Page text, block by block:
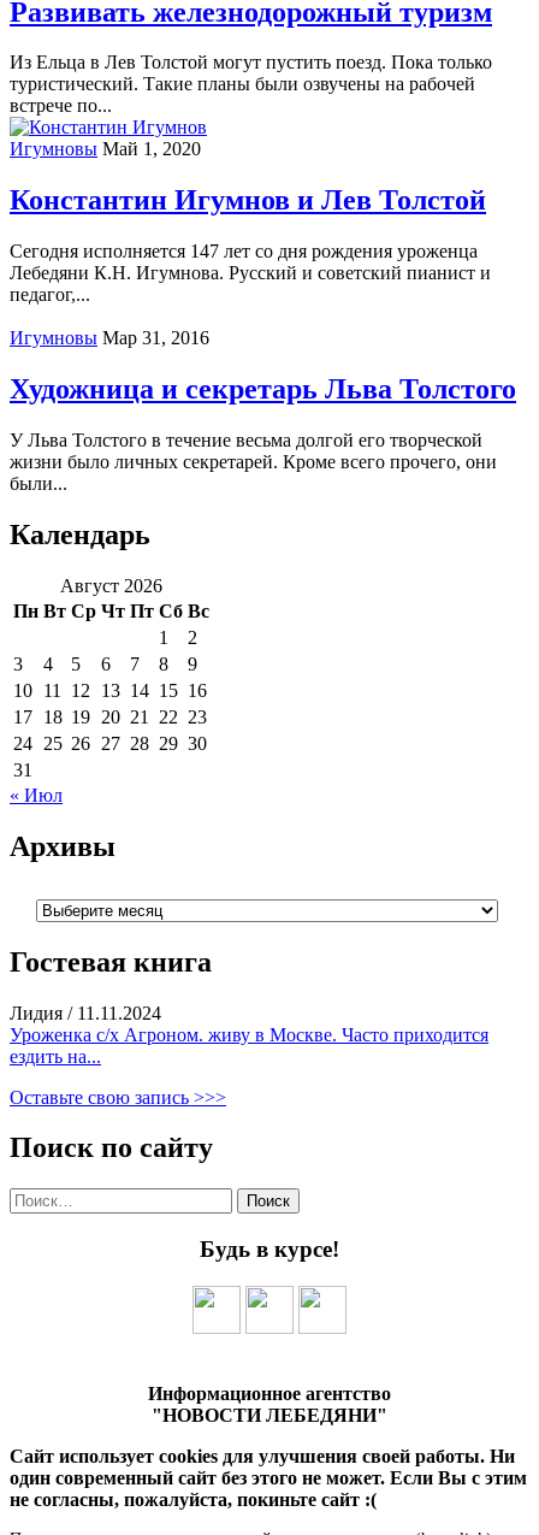
Развивать железнодорожный туризм
Из Ельца в Лев Толстой могут пустить поезд. Пока только
туристический. Такие планы были озвучены на рабочей
встрече по...
Игумновы Май 1, 2020
Константин Игумнов и Лев Толстой
Сегодня исполняется 147 лет со дня рождения уроженца
Лебедяни К.Н. Игумнова. Русский и советский пианист и
педагог,...
Игумновы Мар 31, 2016
Художница и секретарь Льва Толстого
У Льва Толстого в течение весьма долгой его творческой
жизни было личных секретарей. Кроме всего прочего, они
были...
Календарь
Август 2026
Пн Вт Ср Чт Пт Сб Вс
1
2
3
4 5 6 7 8
9
10 11 12 13 14 15 16
17 18 19 20 21 22 23
24 25 26 27 28 29 30
31
« Июл
Архивы
Архивы
Гостевая книга
Лидия / 11.11.2024
Уроженка с/х Агроном. живу в Москве. Часто приходится
ездить на...
Оставьте свою запись >>>
Поиск по сайту
Найти:
Будь в курсе!
Информационное агентство
"НОВОСТИ ЛЕБЕДЯНИ"
Сайт использует cookies для улучшения своей работы. Ни
один современный сайт без этого не может. Если Вы с этим
не согласны, пожалуйста, покиньте сайт :(